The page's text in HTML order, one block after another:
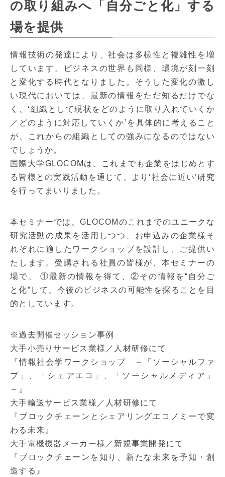
の取り組みへ「自分ごと化」する
場を提供
情報技術の発達により、社会は多様性と複雑性を増
しています。ビジネスの世界も同様、環境が刻一刻
と変化する時代となりました。そうした変化の激し
い現代においては、最新の情報をただ知るだけでな
く、‘組織として現状をどのように取り入れていくか
／どのように対応していくか’を具体的に考えること
が、これからの組織としての強みになるのではない
でしょうか。
国際大学GLOCOMは、これまでも企業をはじめとす
る皆様との実践活動を通じて、より‘社会に近い’研究
を行ってまいりました。
本セミナーでは、GLOCOMのこれまでのユニークな
研究活動の成果を活用しつつ、お申込みの企業様そ
れぞれに適したワークショップを設計し、ご提供い
たします。受講される社員の皆様が、本セミナーの
場で、 ①最新の情報を得て、②その情報を“自分ご
と化”して、今後のビジネスの可能性を探ることを目
的としています。
※過去開催セッション事例
大手小売りサービス業様／人材研修にて
『情報社会学ワークショップ ～「ソーシャルファ
ブ」、「シェアエコ」、「ソーシャルメディア」
～』
大手輸送サービス業様／人材研修にて
『ブロックチェーンとシェアリングエコノミーで変
わる未来』
大手電機機器メーカー様／新規事業開発にて
『ブロックチェーンを知り、新たな未来を予知・創
造する』